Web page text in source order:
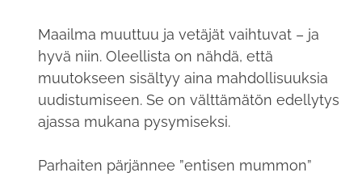
Maailma muuttuu ja vetäjät vaihtuvat – ja
hyvä niin. Oleellista on nähdä, että
muutokseen sisältyy aina mahdollisuuksia
uudistumiseen. Se on välttämätön edellytys
ajassa mukana pysymiseksi.
Parhaiten pärjännee ”entisen mummon”